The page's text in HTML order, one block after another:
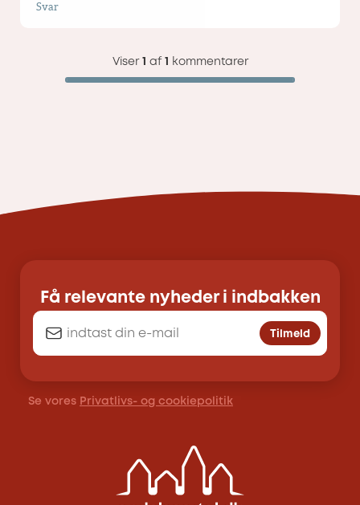
Svar
Viser 1 af 1 kommentarer
Få relevante nyheder i indbakken
Tilmeld
Se vores Privatlivs- og cookiepolitik